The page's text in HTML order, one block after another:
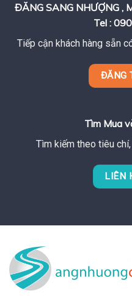
ĐĂNG SANG NHƯỢNG ,
Tel :
Tiếp cận khách hàng sẵn
ĐĂNG
Tìm Mua
Tìm kiếm theo tiêu
LIÊN